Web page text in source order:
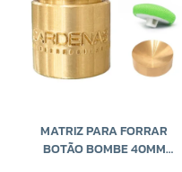
MATRIZ PARA FORRAR
BOTÃO BOMBE 40MM